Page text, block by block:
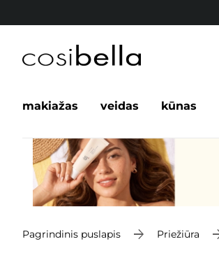
makiažas veidas kūnas
Pagrindinis puslapis Priežiūra